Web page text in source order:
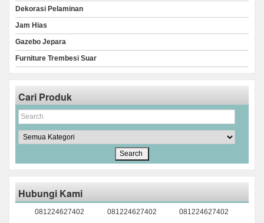
Dekorasi Pelaminan
Jam Hias
Gazebo Jepara
Furniture Trembesi Suar
Cari Produk
Hubungi Kami
081224627402 081224627402
081224627402